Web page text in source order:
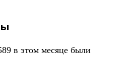
в этом месяце были